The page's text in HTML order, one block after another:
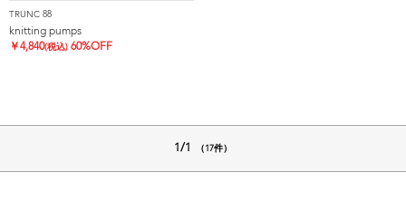
TRUNC 88
knitting pumps
￥4,840(税込) 60%OFF
1/1 （17件）